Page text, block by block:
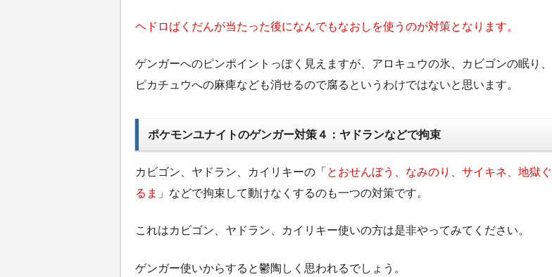
ヘドロばくだんが当たった後になんでもなおしを使うのが対策となります。
ゲンガーへのピンポイントっぽく見えますが、アロキュウの氷、カビゴンの眠り、
ピカチュウへの麻痺なども消せるので腐るというわけではないと思います。
ポケモンユナイトのゲンガー対策４：ヤドランなどで拘束
カビゴン、ヤドラン、カイリキーの「 とおせんぼう、なみのり、サイキネ、地獄ぐ
るま 」などで拘束して動けなくするのも一つの対策です。
これはカビゴン、ヤドラン、カイリキー使いの方は是非やってみてください。
ゲンガー使いからすると鬱陶しく思われるでしょう。